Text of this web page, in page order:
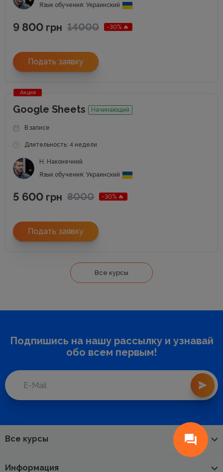
Язык обучения: Украинский
9 800 грн 14000 -30% 🔥
Подать заявку
Акция
Google Sheets Начинающий
В записе
Длительность: 4 недели
Н. Наконечний
Язык обучения: Украинский
5 600 грн 8000 -30% 🔥
Подать заявку
Все курсы
Подпишись на нашу рассылку и узнавай
обо всем первым!
Все курсы
Информация